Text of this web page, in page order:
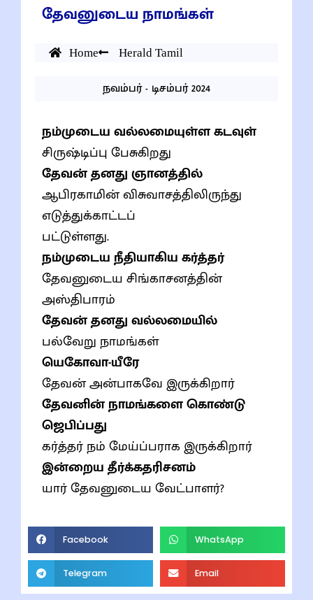
தேவனுடைய நாமங்கள்
Home Herald Tamil
நவம்பர் - டிசம்பர் 2024
நம்முடைய வல்லமையுள்ள கடவுள்
சிருஷ்டிப்பு பேசுகிறது
தேவன் தனது ஞானத்தில்
ஆபிரகாமின் விசுவாசத்திலிருந்து
எடுத்துக்காட்டப்
பட்டுள்ளது.
நம்முடைய நீதியாகிய கர்த்தர்
தேவனுடைய சிங்காசனத்தின்
அஸ்திபாரம்
தேவன் தனது வல்லமையில்
பல்வேறு நாமங்கள்
யெகோவா-யீரே
தேவன் அன்பாகவே இருக்கிறார்
தேவனின் நாமங்களை கொண்டு
ஜெபிப்பது
கர்த்தர் நம் மேய்ப்பராக இருக்கிறார்
இன்றைய தீர்க்கதரிசனம்
யார் தேவனுடைய வேட்பாளர்?
Facebook WhatsApp
Telegram Email